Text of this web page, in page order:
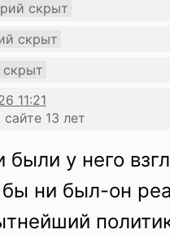
скрыт
скрыт
13 лет
были у него
бы ни был-он